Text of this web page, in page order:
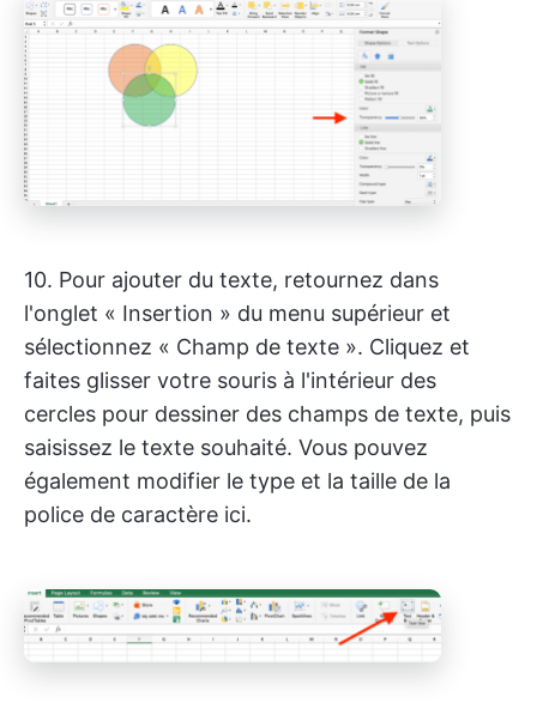
10. Pour ajouter du texte, retournez dans
l'onglet « Insertion » du menu supérieur et
sélectionnez « Champ de texte ». Cliquez et
faites glisser votre souris à l'intérieur des
cercles pour dessiner des champs de texte, puis
saisissez le texte souhaité. Vous pouvez
également modifier le type et la taille de la
police de caractère ici.